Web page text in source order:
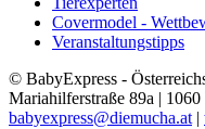
Covermodel -
Veranstaltungstipps
© BabyExpress -
Mariahilferstraße 89a |
babyexpress@diemucha.at |